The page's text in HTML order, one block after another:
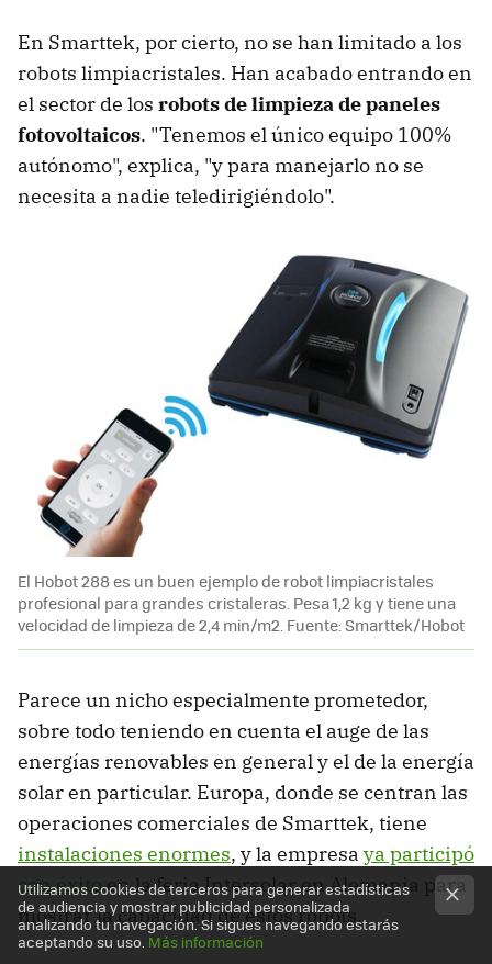
En Smarttek, por cierto, no se han limitado a los
robots limpiacristales. Han acabado entrando en
el sector de los robots de limpieza de paneles
fotovoltaicos. "Tenemos el único equipo 100%
autónomo", explica, "y para manejarlo no se
necesita a nadie teledirigiéndolo".
El Hobot 288 es un buen ejemplo de robot limpiacristales
profesional para grandes cristaleras. Pesa 1,2 kg y tiene una
velocidad de limpieza de 2,4 min/m2. Fuente: Smarttek/Hobot
Parece un nicho especialmente prometedor,
sobre todo teniendo en cuenta el auge de las
energías renovables en general y el de la energía
solar en particular. Europa, donde se centran las
operaciones comerciales de Smarttek, tiene
instalaciones enormes, y la empresa ya participó
con éxitoen la feria Intersolar en Alemania para
mostrar la capacidad de estos robots.
Utilizamos cookies de terceros para generar estadísticas
de audiencia y mostrar publicidad personalizada
analizando tu navegación. Si sigues navegando estarás
aceptando su uso. Más información